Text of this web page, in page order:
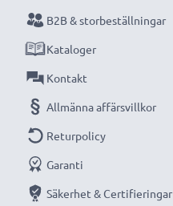
B2B & storbeställningar
Kataloger
Kontakt
Allmänna affärsvillkor
Returpolicy
Garanti
Säkerhet & Certifieringar